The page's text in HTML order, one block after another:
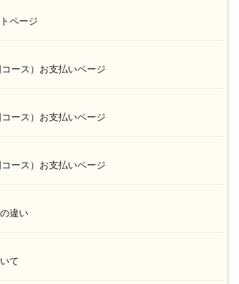
ページ
ース）お支払いページ
ース）お支払いページ
ース）お支払いページ
違い
て